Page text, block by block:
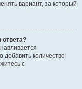
вариант, за который
ответа?
количество
с